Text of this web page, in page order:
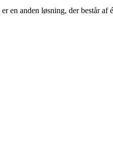
er en anden løsning, der består